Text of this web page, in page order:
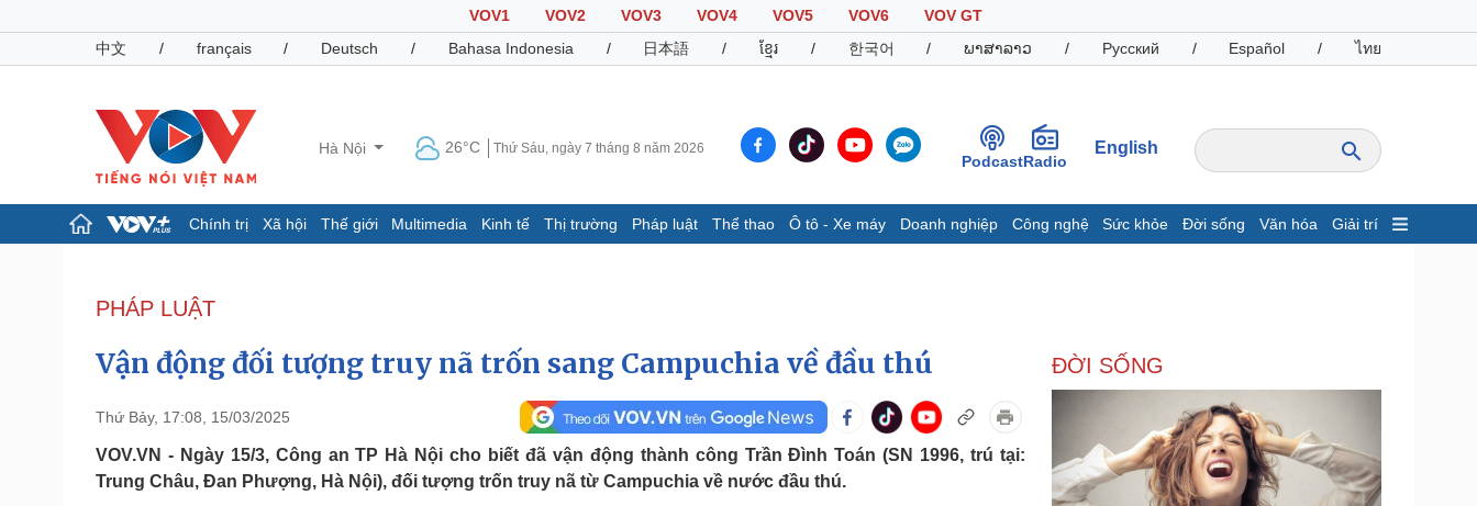
VOV1 VOV2 VOV3 VOV4 VOV5 VOV6
VOV GT
中文
/ français / Deutsch / Bahasa Indonesia / 日本語 / ខ្មែរ / 한국어 / ພາສາລາວ / Русский / Español / ไทย
Hà Nội 26°C Thứ Sáu, ngày 7 tháng 8 năm 2026
PodcastRadio
English
Chính trị Xã hội Thế giới Multimedia Kinh tế Thị trường Pháp luật Thể thao Ô tô - Xe máy Doanh nghiệp Công nghệ Sức khỏe Đời sống Văn hóa Giải trí
Đảng
Tổ chức nhân sự
Nhận diện sự thật
Dấu ấn VOV
E-Magazine
Infographic
Giá cà phê
Pháp luật
Vụ án
Quân sự - Quốc phòng
Vũ khí
Thể thao
Bóng đá
Ô tô - Xe máy
Ô tô
Doanh nghiệp
Thông tin doanh nghiệp
Công nghệ
Sành điệu
PHÁP LUẬT
Vận động đối tượng truy nã trốn sang Campuchia về đầu thú
Thứ Bảy, 17:08, 15/03/2025
VOV.VN - Ngày 15/3, Công an TP Hà Nội cho biết đã vận động thành công Trần Đình Toán (SN 1996, trú tại:
Trung Châu, Đan Phượng, Hà Nội), đối tượng trốn truy nã từ Campuchia về nước đầu thú.
ĐỜI SỐNG